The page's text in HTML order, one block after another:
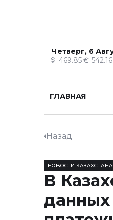
Четверг, 6
469.85 542.16
ГЛАВНАЯ
Назад
НОВОСТИ КАЗАХСТАНА
В